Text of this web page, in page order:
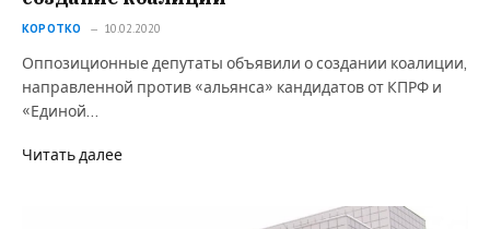
КОРОТКО 10.02.2020
Оппозиционные депутаты объявили о создании коалиции,
направленной против «альянса» кандидатов от КПРФ и
«Единой…
Читать далее